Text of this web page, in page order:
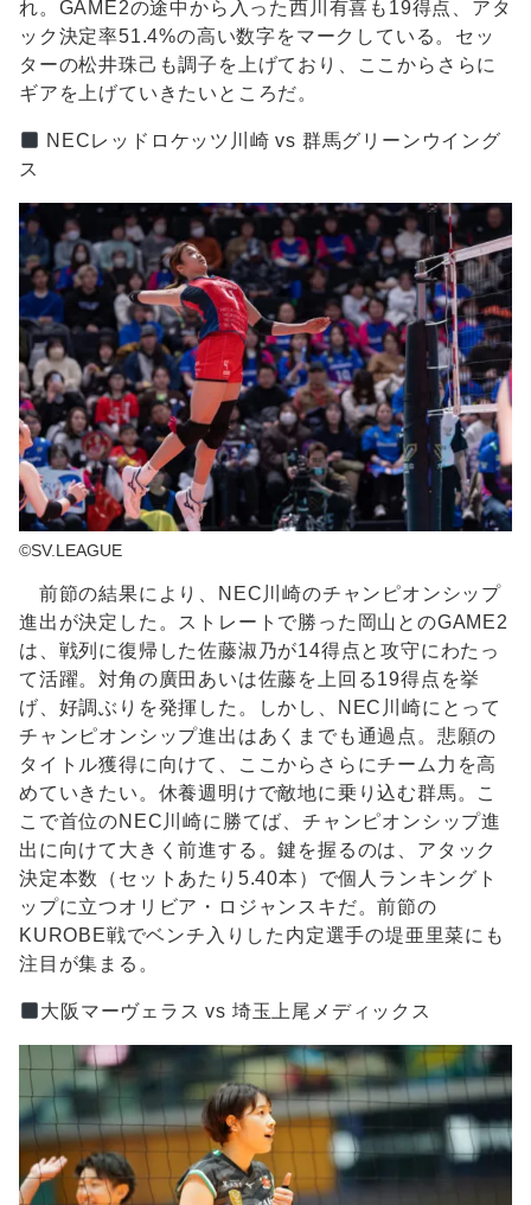
れ。GAME2の途中から入った西川有喜も19得点、アタ
ック決定率51.4%の高い数字をマークしている。セッ
ターの松井珠己も調子を上げており、ここからさらに
ギアを上げていきたいところだ。
NECレッドロケッツ川崎 vs 群馬グリーンウイング
ス
©SV.LEAGUE
前節の結果により、NEC川崎のチャンピオンシップ
進出が決定した。ストレートで勝った岡山とのGAME2
は、戦列に復帰した佐藤淑乃が14得点と攻守にわたっ
て活躍。対角の廣田あいは佐藤を上回る19得点を挙
げ、好調ぶりを発揮した。しかし、NEC川崎にとって
チャンピオンシップ進出はあくまでも通過点。悲願の
タイトル獲得に向けて、ここからさらにチーム力を高
めていきたい。休養週明けで敵地に乗り込む群馬。こ
こで首位のNEC川崎に勝てば、チャンピオンシップ進
出に向けて大きく前進する。鍵を握るのは、アタック
決定本数（セットあたり5.40本）で個人ランキングト
ップに立つオリビア・ロジャンスキだ。前節の
KUROBE戦でベンチ入りした内定選手の堤亜里菜にも
注目が集まる。
大阪マーヴェラス vs 埼玉上尾メディックス